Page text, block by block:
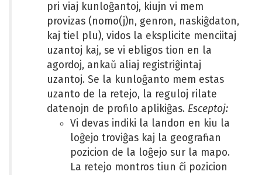
pri viaj kunloĝantoj, kiujn vi mem
provizas (nomo(j)n, genron, naskiĝdaton,
kaj tiel plu), vidos la eksplicite menciitaj
uzantoj kaj, se vi ebligos tion en la
agordoj, ankaŭ aliaj registriĝintaj
uzantoj. Se la kunloĝanto mem estas
uzanto de la retejo, la reguloj rilate
datenojn de profilo aplikiĝas. Esceptoj:
Vi devas indiki la landon en kiu la
loĝejo troviĝas kaj la geografian
pozicion de la loĝejo sur la mapo.
La retejo montros tiun ĉi pozicion